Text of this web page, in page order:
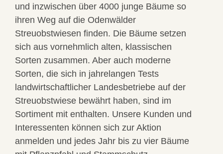
und inzwischen über 4000 junge Bäume so
ihren Weg auf die Odenwälder
Streuobstwiesen finden. Die Bäume setzen
sich aus vornehmlich alten, klassischen
Sorten zusammen. Aber auch moderne
Sorten, die sich in jahrelangen Tests
landwirtschaftlicher Landesbetriebe auf der
Streuobstwiese bewährt haben, sind im
Sortiment mit enthalten. Unsere Kunden und
Interessenten können sich zur Aktion
anmelden und jedes Jahr bis zu vier Bäume